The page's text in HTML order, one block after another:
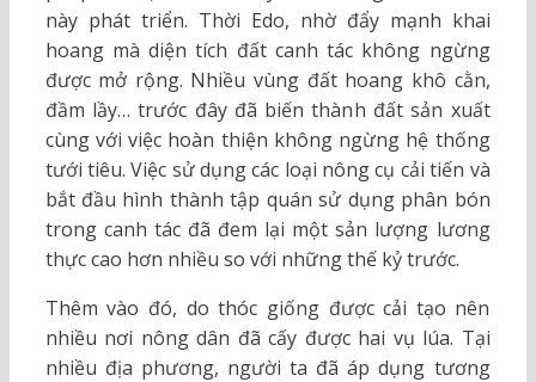
này phát triển. Thời Edo, nhờ đẩy mạnh khai
hoang mà diện tích đất canh tác không ngừng
được mở rộng. Nhiều vùng đất hoang khô cằn,
đầm lầy… trước đây đã biến thành đất sản xuất
cùng với việc hoàn thiện không ngừng hệ thống
tưới tiêu. Việc sử dụng các loại nông cụ cải tiến và
bắt đầu hình thành tập quán sử dụng phân bón
trong canh tác đã đem lại một sản lượng lương
thực cao hơn nhiều so với những thế kỷ trước.
Thêm vào đó, do thóc giống được cải tạo nên
nhiều nơi nông dân đã cấy được hai vụ lúa. Tại
nhiều địa phương, người ta đã áp dụng tương